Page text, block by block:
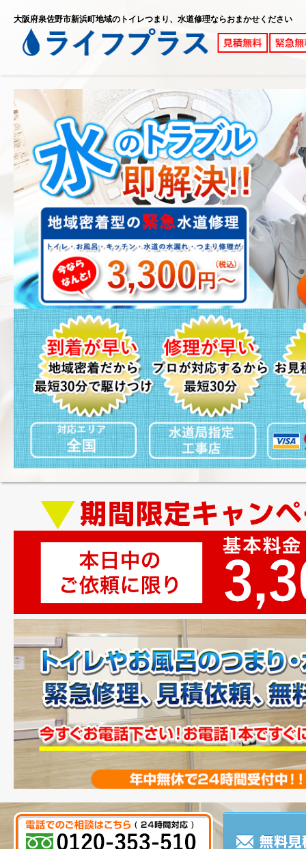
大阪府泉佐野市新浜町地域のトイレつまり、水道修理ならおまかせください